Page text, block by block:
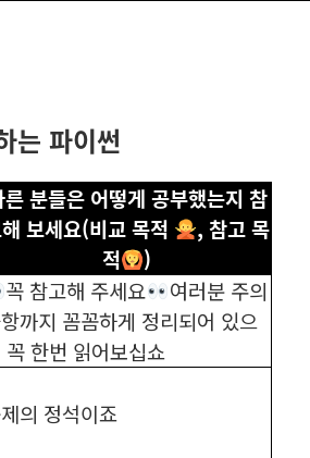
는 파이썬
른 분들은 어떻게 공부했는지 참
보세요(비교 목적
, 참고 목
적
)
꼭 참고해 주세요
여러분 주의
까지 꼼꼼하게 정리되어 있으
꼭 한번 읽어보십쇼
의 정석이죠